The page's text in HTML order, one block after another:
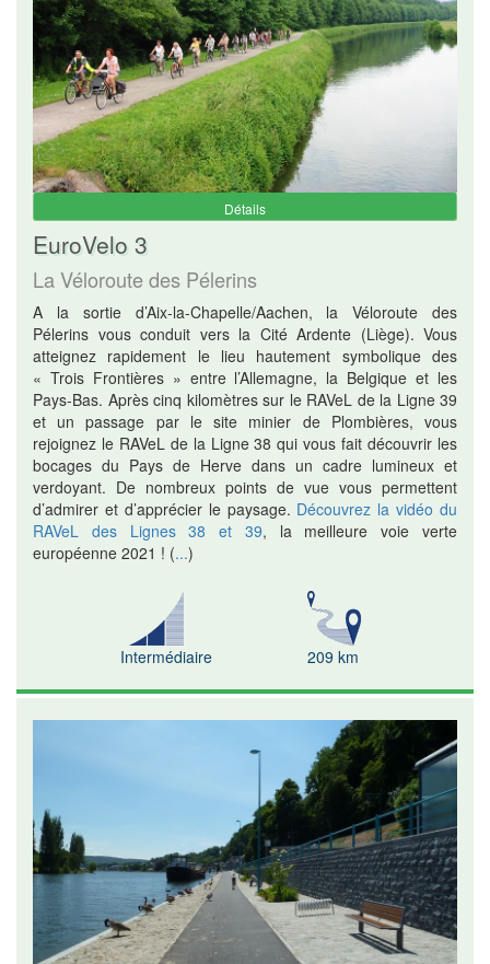
Détails
EuroVelo 3
La Véloroute des Pélerins
A la sortie d’Aix-la-Chapelle/Aachen, la Véloroute des
Pélerins vous conduit vers la Cité Ardente (Liège). Vous
atteignez rapidement le lieu hautement symbolique des
« Trois Frontières » entre l’Allemagne, la Belgique et les
Pays-Bas. Après cinq kilomètres sur le RAVeL de la Ligne 39
et un passage par le site minier de Plombières, vous
rejoignez le RAVeL de la Ligne 38 qui vous fait découvrir les
bocages du Pays de Herve dans un cadre lumineux et
verdoyant. De nombreux points de vue vous permettent
d’admirer et d’apprécier le paysage. Découvrez la vidéo du
RAVeL des Lignes 38 et 39, la meilleure voie verte
européenne 2021 ! (...)
Intermédiaire 209 km